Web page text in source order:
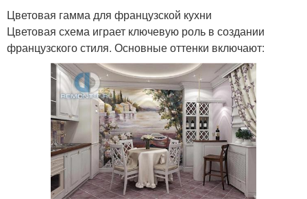
Цветовая гамма для французской кухни
Цветовая схема играет ключевую роль в создании
французского стиля. Основные оттенки включают: